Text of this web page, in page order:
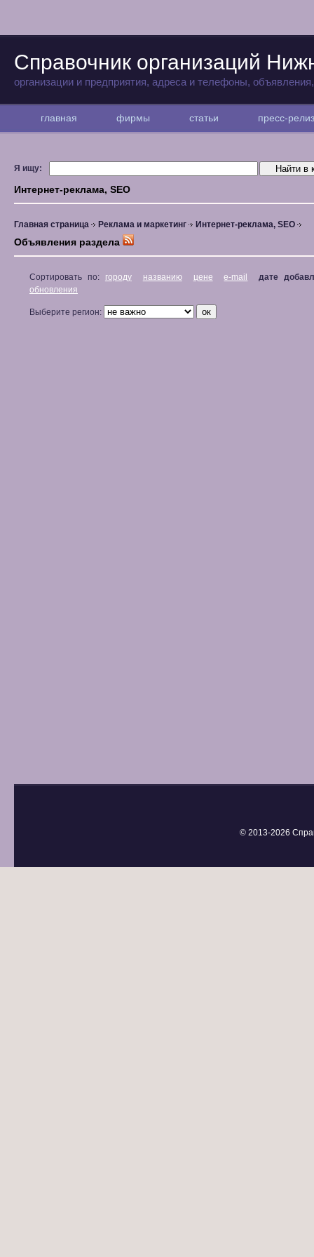
Справочник организаций
организации и предприятия, адреса и телефоны,
главная фирмы статьи пресс-
Я ищу:
Интернет-реклама, SEO
Главная страница Реклама и маркетинг Интернет-реклама, SEO
Объявления раздела
Сортировать по: городу названию цене e-mail
дате
обновления
Выберите регион:
© 2013-2026